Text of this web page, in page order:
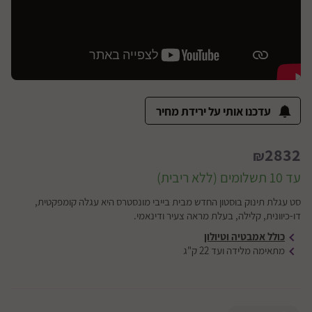
עדכנו אותי על ירידת מחיר
₪2832
עד 10 תשלומים (ללא ריבית)
סט עגלת תינוק בוסטון החדש מבית בייבי מונסטרס היא עגלה קומפקטית,
דו-כיוונית, קלילה, בעלת מראה צעיר ודינאמי.
כולל אמבטיה וטיולון
מתאימה מלידה ועד 22 ק"ג